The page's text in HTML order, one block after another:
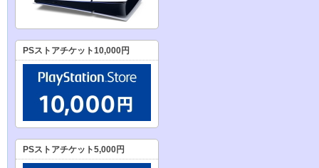
PSストアチケット10,000円
PSストアチケット5,000円